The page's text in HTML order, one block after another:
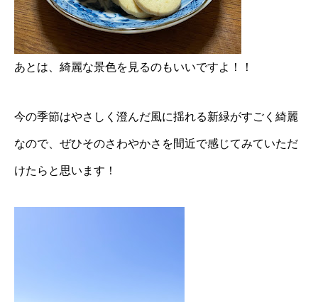
あとは、綺麗な景色を見るのもいいですよ！！
今の季節はやさしく澄んだ風に揺れる新緑がすごく綺麗
なので、ぜひそのさわやかさを間近で感じてみていただ
けたらと思います！